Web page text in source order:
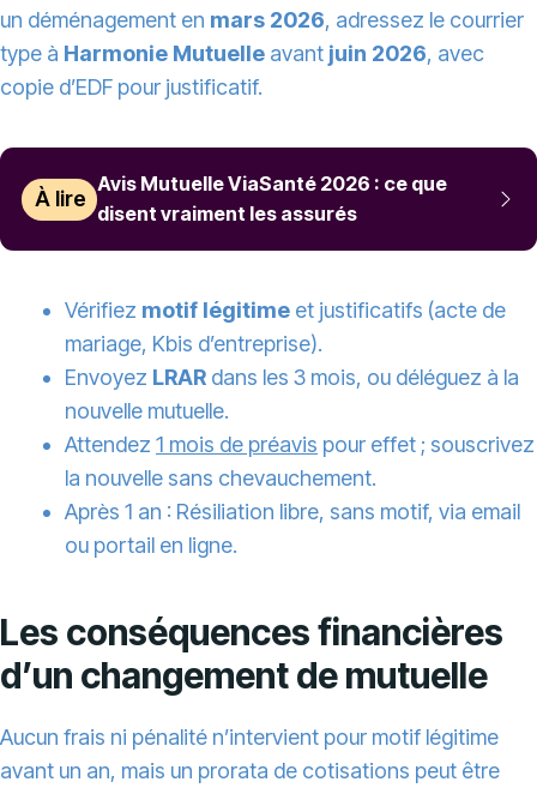
un déménagement en mars 2026, adressez le courrier
type à Harmonie Mutuelle avant juin 2026, avec
copie d’EDF pour justificatif.
À lire
Avis Mutuelle ViaSanté 2026 : ce que
disent vraiment les assurés
Vérifiez motif légitime et justificatifs (acte de
mariage, Kbis d’entreprise).
Envoyez LRAR dans les 3 mois, ou déléguez à la
nouvelle mutuelle.
Attendez 1 mois de préavis pour effet ; souscrivez
la nouvelle sans chevauchement.
Après 1 an : Résiliation libre, sans motif, via email
ou portail en ligne.
Les conséquences financières
d’un changement de mutuelle
Aucun frais ni pénalité n’intervient pour motif légitime
avant un an, mais un prorata de cotisations peut être